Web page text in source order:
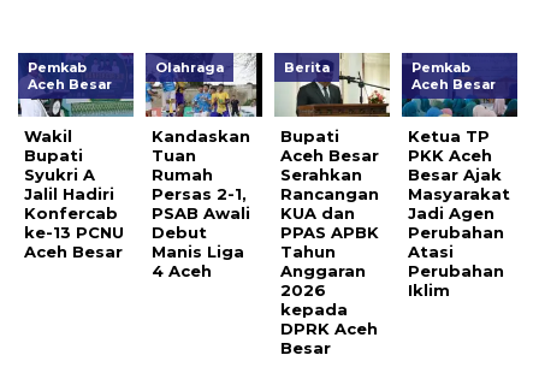
Pemkab
Aceh Besar
Wakil
Bupati
Syukri A
Jalil Hadiri
Konfercab
ke-13 PCNU
Aceh Besar
Olahraga
Kandaskan
Tuan
Rumah
Persas 2-1,
PSAB Awali
Debut
Manis Liga
4 Aceh
Berita
Bupati
Aceh Besar
Serahkan
Rancangan
KUA dan
PPAS APBK
Tahun
Anggaran
2026
kepada
DPRK Aceh
Besar
Pemkab
Aceh Besar
Ketua TP
PKK Aceh
Besar Ajak
Masyarakat
Jadi Agen
Perubahan
Atasi
Perubahan
Iklim